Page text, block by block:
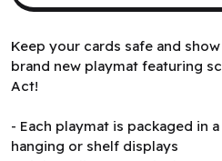
Keep your cards safe and
brand new playmat featuring
Act!
- Each playmat is packaged in
hanging or shelf displays